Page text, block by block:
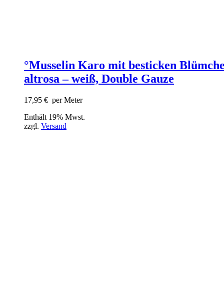
°Musselin Karo mit besticken
altrosa – weiß, Double Gauze
17,95 € per Meter
Enthält 19% Mwst.
zzgl. Versand